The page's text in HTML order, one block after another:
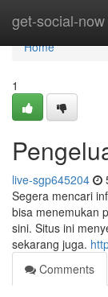
get-social-now
Home
Home
1
live-sgp645204
Segera mencari
bisa menemukan
sini. Situs ini
sekarang juga.
Comments